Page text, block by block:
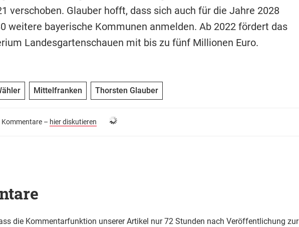
verschoben. Glauber hofft, dass sich auch für die Jahre 2028
weitere bayerische Kommunen anmelden. Ab 2022 fördert das
Landesgartenschauen mit bis zu fünf Millionen Euro.
Mittelfranken Thorsten Glauber
Kommentare – hier diskutieren
die Kommentarfunktion unserer Artikel nur 72 Stunden nach Veröffentlichung zur